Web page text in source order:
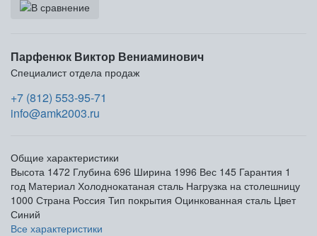
Парфенюк Виктор Вениаминович
Специалист отдела продаж
+7 (812) 553-95-71
info@amk2003.ru
Общие характеристики
Высота 1472 Глубина 696 Ширина 1996 Вес 145 Гарантия 1
год Материал Холоднокатаная сталь Нагрузка на столешницу
1000 Страна Россия Тип покрытия Оцинкованная сталь Цвет
Синий
Все характеристики